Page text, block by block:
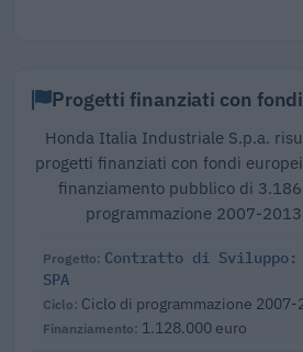
Progetti finanziati con
Honda Italia Industriale S.p.a.
progetti finanziati con fondi
finanziamento pubblico di
programmazione 2007-
Contratto di Sviluppo:
SPA
Ciclo di programmazione 2007-
1.128.000 euro